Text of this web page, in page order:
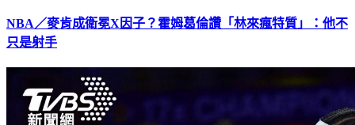
NBA／麥肯成衛冕X因子？霍姆葛倫讚「林來瘋特質」：他不
只是射手